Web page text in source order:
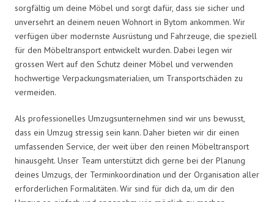
sorgfältig um deine Möbel und sorgt dafür, dass sie sicher und
unversehrt an deinem neuen Wohnort in Bytom ankommen. Wir
verfügen über modernste Ausrüstung und Fahrzeuge, die speziell
für den Möbeltransport entwickelt wurden. Dabei legen wir
grossen Wert auf den Schutz deiner Möbel und verwenden
hochwertige Verpackungsmaterialien, um Transportschäden zu
vermeiden.
Als professionelles Umzugsunternehmen sind wir uns bewusst,
dass ein Umzug stressig sein kann. Daher bieten wir dir einen
umfassenden Service, der weit über den reinen Möbeltransport
hinausgeht. Unser Team unterstützt dich gerne bei der Planung
deines Umzugs, der Terminkoordination und der Organisation aller
erforderlichen Formalitäten. Wir sind für dich da, um dir den